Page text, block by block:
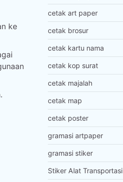
ke
cetak art paper
cetak brosur
cetak kartu nama
cetak kop surat
cetak majalah
cetak map
cetak poster
gramasi artpaper
gramasi stiker
Stiker Alat Transportasi